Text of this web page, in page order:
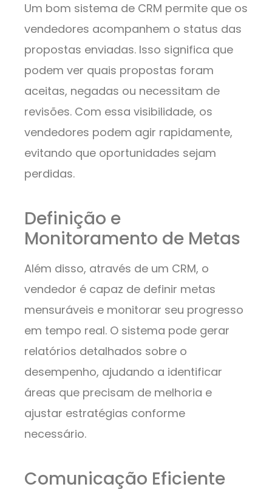
Um bom sistema de CRM permite que os
vendedores acompanhem o status das
propostas enviadas. Isso significa que
podem ver quais propostas foram
aceitas, negadas ou necessitam de
revisões. Com essa visibilidade, os
vendedores podem agir rapidamente,
evitando que oportunidades sejam
perdidas.
Definição e
Monitoramento de Metas
Além disso, através de um CRM, o
vendedor é capaz de definir metas
mensuráveis e monitorar seu progresso
em tempo real. O sistema pode gerar
relatórios detalhados sobre o
desempenho, ajudando a identificar
áreas que precisam de melhoria e
ajustar estratégias conforme
necessário.
Comunicação Eficiente